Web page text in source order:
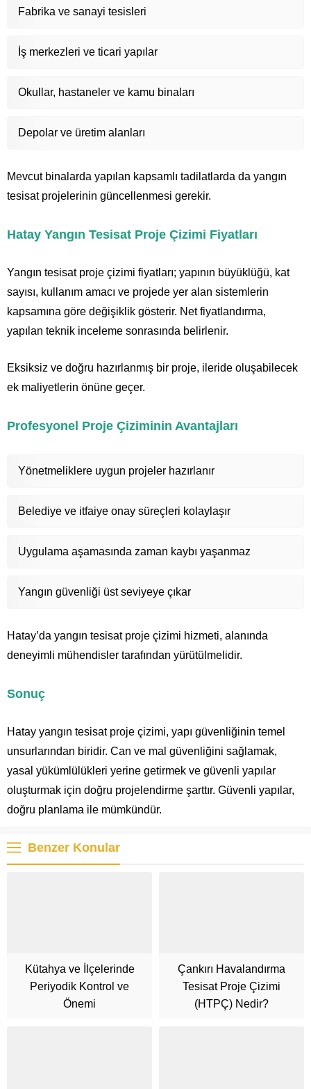
Fabrika ve sanayi tesisleri
İş merkezleri ve ticari yapılar
Okullar, hastaneler ve kamu binaları
Depolar ve üretim alanları
Mevcut binalarda yapılan kapsamlı tadilatlarda da yangın
tesisat projelerinin güncellenmesi gerekir.
Hatay Yangın Tesisat Proje Çizimi Fiyatları
Yangın tesisat proje çizimi fiyatları; yapının büyüklüğü, kat
sayısı, kullanım amacı ve projede yer alan sistemlerin
kapsamına göre değişiklik gösterir. Net fiyatlandırma,
yapılan teknik inceleme sonrasında belirlenir.
Eksiksiz ve doğru hazırlanmış bir proje, ileride oluşabilecek
ek maliyetlerin önüne geçer.
Profesyonel Proje Çiziminin Avantajları
Yönetmeliklere uygun projeler hazırlanır
Belediye ve itfaiye onay süreçleri kolaylaşır
Uygulama aşamasında zaman kaybı yaşanmaz
Yangın güvenliği üst seviyeye çıkar
Hatay’da yangın tesisat proje çizimi hizmeti, alanında
deneyimli mühendisler tarafından yürütülmelidir.
Sonuç
Hatay yangın tesisat proje çizimi, yapı güvenliğinin temel
unsurlarından biridir. Can ve mal güvenliğini sağlamak,
yasal yükümlülükleri yerine getirmek ve güvenli yapılar
oluşturmak için doğru projelendirme şarttır. Güvenli yapılar,
doğru planlama ile mümkündür.
Benzer Konular
Kütahya ve İlçelerinde
Periyodik Kontrol ve
Önemi
Çankırı Havalandırma
Tesisat Proje Çizimi
(HTPÇ) Nedir?